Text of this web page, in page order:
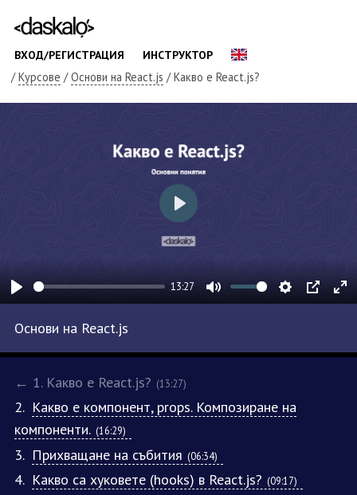
ВХОД/РЕГИСТРАЦИЯ ИНСТРУКТОР
/Курсове /Основи на React.js / Какво е React.js?
Play
13:27
Mute Settings
PIP
Play
Основи на React.js
← 1. Какво е React.js? (13:27)
2. Какво е компонент, props. Композиране на
компоненти. (16:29)
3. Прихващане на събития (06:34)
4. Какво са хуковете (hooks) в React.js? (09:17)